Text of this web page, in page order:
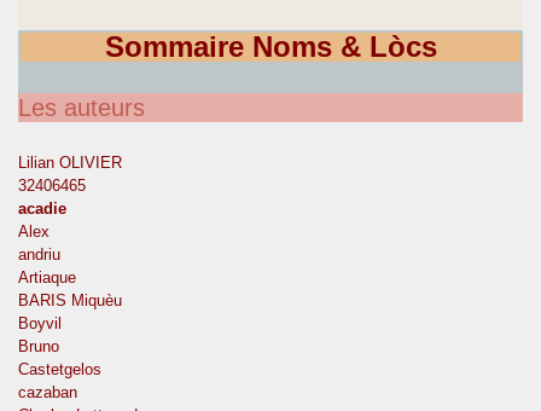
Sommaire Noms & Lòcs
Les auteurs
Lilian OLIVIER
32406465
acadie
Alex
andriu
Artiaque
BARIS Miquèu
Boyvil
Bruno
Castetgelos
cazaban